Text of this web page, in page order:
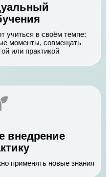
учиться в своём темпе:
моменты, совмещать
или практикой
внедрение
применять новые знания